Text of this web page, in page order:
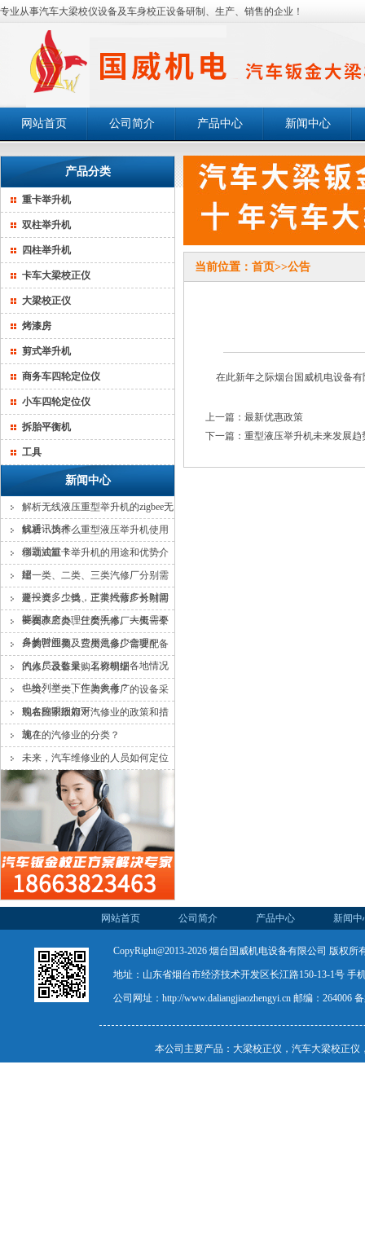
专业从事汽车大梁校仪设备及车身校正设备研制、生产、销售的企业！
网站首页 公司简介 产品中心 新闻中心
产品分类
重卡举升机
双柱举升机
四柱举升机
卡车大梁校正仪
大梁校正仪
烤漆房
剪式举升机
商务车四轮定位仪
小车四轮定位仪
拆胎平衡机
工具
新闻中心
解析无线液压重型举升机的zigbee无
线通讯技术
解析：为什么重型液压举升机使用
倒置油缸？
移动式重卡举升机的用途和优势介
绍
建一类、二类、三类汽修厂分别需
要投资多少钱，正常经营多长时间
能回本？
建一类、二类、三类汽修厂分别需
要在政府办理什麽手术。大概需要
多长时间？
一类、二类、三类汽修厂一天一个
月的营业额及费用是多少合理？
一类、二类、三类汽修厂需要配备
的人员及数量，工资根据各地情况
也给列举一下作为参考？
汽修厂设备采购名称明细
一类、二类、三类汽修厂的设备采
购名称明细如下：
现在国家政府对汽修业的政策和措
施？
现在的汽修业的分类？
未来，汽车维修业的人员如何定位
和分类？
当前位置： 首页>>公告
在此新年之际烟台国威机电设备
上一篇： 最新优惠政策
下一篇： 重型液压举升机未来发展趋
网站首页 公司简介 产品中心 新闻中
CopyRight@2013-2026 烟台国威机电设备有限公司 版权所
地址：山东省烟台市经济技术开发区长江路150-13-1号 手
公司网址： http://www.daliangjiaozhengyi.cn 邮编：264006
本公司主要产品： 大梁校正仪 ， 汽车大梁校正仪